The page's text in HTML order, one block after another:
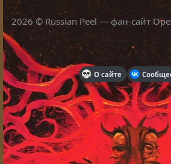
2026 © Russian Peel — фан-сайт
О сайте